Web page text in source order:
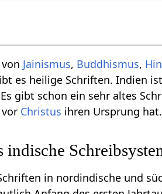
Jainismus, Buddhismus,
es heilige Schriften. Indien
gibt schon ein sehr altes
Christus ihren Ursprung
in nordindische und